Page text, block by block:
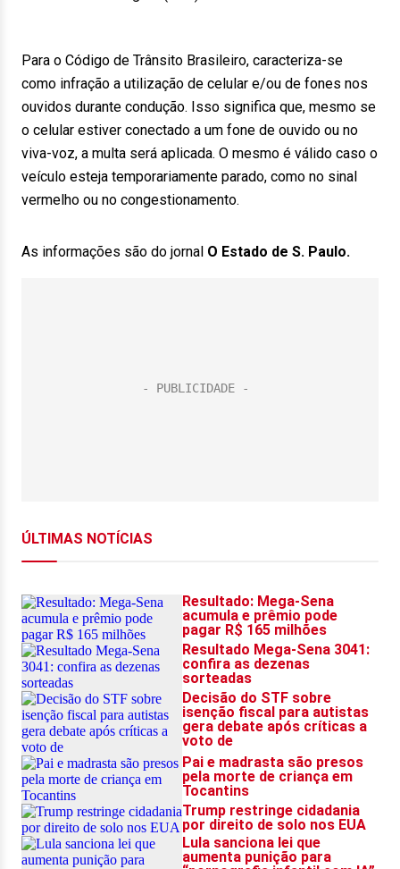
Para o Código de Trânsito Brasileiro, caracteriza-se
como infração a utilização de celular e/ou de fones nos
ouvidos durante condução. Isso significa que, mesmo se
o celular estiver conectado a um fone de ouvido ou no
viva-voz, a multa será aplicada. O mesmo é válido caso o
veículo esteja temporariamente parado, como no sinal
vermelho ou no congestionamento.
As informações são do jornal O Estado de S. Paulo.